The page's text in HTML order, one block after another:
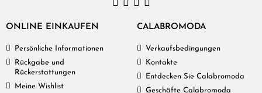
ONLINE EINKAUFEN
Persönliche Informationen
Rückgabe und
Rückerstattungen
Meine Wishlist
CALABROMODA
Verkaufsbedingungen
Kontakte
Entdecken Sie Calabromoda
Geschäfte Calabromoda